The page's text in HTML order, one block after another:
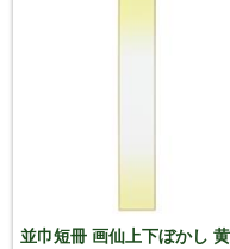
並巾短冊 画仙上下ぼかし 黄